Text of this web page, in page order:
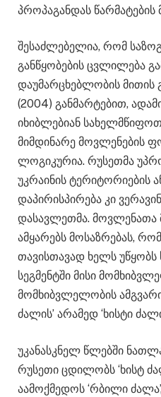
პროპაგანდას
შესაძლებელია, რომ
განწყობების ცვლილება
დაუმარცხებლობის მითის
(2004) განმარტებით,
იხიბლებიან
მიმდინარე მოვლენების
ლოგიკურია. რუსეთმა
უკრაინის ტერიტორიების
დაპირისპირება კი
დასავლეთმა. მოვლენათა
ამყარებს მოსაზრებას,
თავისთავად ხელს
სეგმენტში მისი
მომხიბვლელობის
ძალის’ არამედ ‘ხისტი
უკანასკნელ წლებში
რუსეთი ცდილობს ‘ხისტ
აამოქმედოს ‘რბილი